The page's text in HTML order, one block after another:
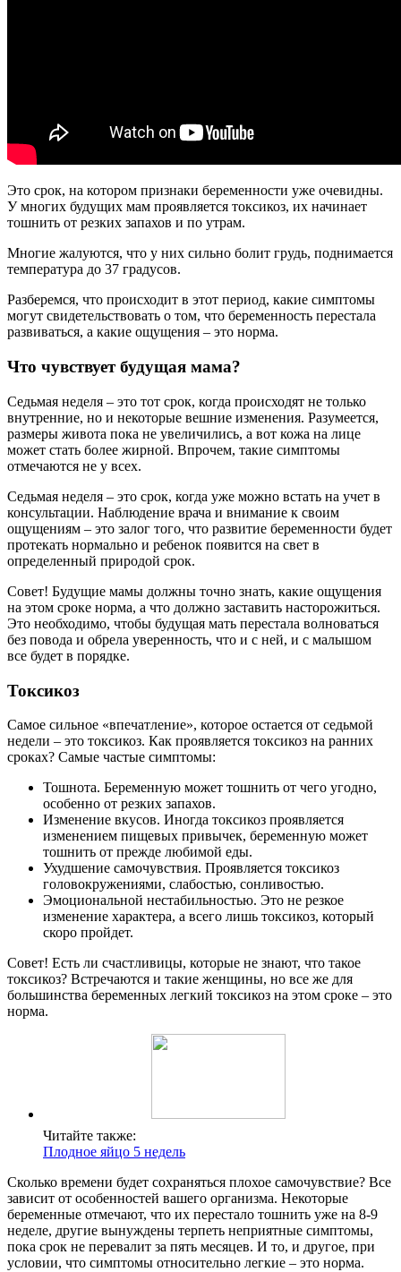
Это срок, на котором признаки беременности уже очевидны.
У многих будущих мам проявляется токсикоз, их начинает
тошнить от резких запахов и по утрам.
Многие жалуются, что у них сильно болит грудь, поднимается
температура до 37 градусов.
Разберемся, что происходит в этот период, какие симптомы
могут свидетельствовать о том, что беременность перестала
развиваться, а какие ощущения – это норма.
Что чувствует будущая мама?
Седьмая неделя – это тот срок, когда происходят не только
внутренние, но и некоторые вешние изменения. Разумеется,
размеры живота пока не увеличились, а вот кожа на лице
может стать более жирной. Впрочем, такие симптомы
отмечаются не у всех.
Седьмая неделя – это срок, когда уже можно встать на учет в
консультации. Наблюдение врача и внимание к своим
ощущениям – это залог того, что развитие беременности будет
протекать нормально и ребенок появится на свет в
определенный природой срок.
Совет! Будущие мамы должны точно знать, какие ощущения
на этом сроке норма, а что должно заставить насторожиться.
Это необходимо, чтобы будущая мать перестала волноваться
без повода и обрела уверенность, что и с ней, и с малышом
все будет в порядке.
Токсикоз
Самое сильное «впечатление», которое остается от седьмой
недели – это токсикоз. Как проявляется токсикоз на ранних
сроках? Самые частые симптомы:
Тошнота. Беременную может тошнить от чего угодно,
особенно от резких запахов.
Изменение вкусов. Иногда токсикоз проявляется
изменением пищевых привычек, беременную может
тошнить от прежде любимой еды.
Ухудшение самочувствия. Проявляется токсикоз
головокружениями, слабостью, сонливостью.
Эмоциональной нестабильностью. Это не резкое
изменение характера, а всего лишь токсикоз, который
скоро пройдет.
Совет! Есть ли счастливицы, которые не знают, что такое
токсикоз? Встречаются и такие женщины, но все же для
большинства беременных легкий токсикоз на этом сроке – это
норма.
Читайте также:
Плодное яйцо 5 недель
Сколько времени будет сохраняться плохое самочувствие? Все
зависит от особенностей вашего организма. Некоторые
беременные отмечают, что их перестало тошнить уже на 8-9
неделе, другие вынуждены терпеть неприятные симптомы,
пока срок не перевалит за пять месяцев. И то, и другое, при
условии, что симптомы относительно легкие – это норма.